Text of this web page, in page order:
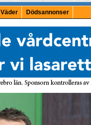
Väder Dödsannonser